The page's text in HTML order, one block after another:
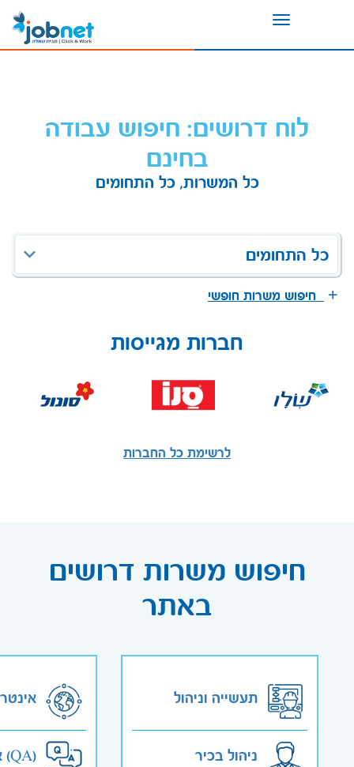
Toggle
לוח דרושים: חיפוש עבודה
בחינם
כל המשרות, כל התחומים
כל התחומים
חיפוש משרות חופשי
חברות מגייסות
לרשימת כל החברות
חיפוש משרות דרושים
באתר
תעשייה וניהול
ניהול בכיר אבטחת איכות (QA)